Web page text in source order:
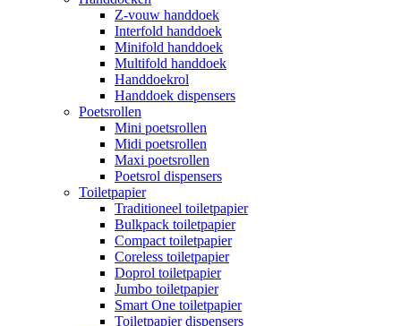
Z-vouw handdoek
Interfold handdoek
Minifold handdoek
Multifold handdoek
Handdoekrol
Handdoek dispensers
Poetsrollen
Mini poetsrollen
Midi poetsrollen
Maxi poetsrollen
Poetsrol dispensers
Toiletpapier
Traditioneel toiletpapier
Bulkpack toiletpapier
Compact toiletpapier
Coreless toiletpapier
Doprol toiletpapier
Jumbo toiletpapier
Smart One toiletpapier
Toiletpapier dispensers